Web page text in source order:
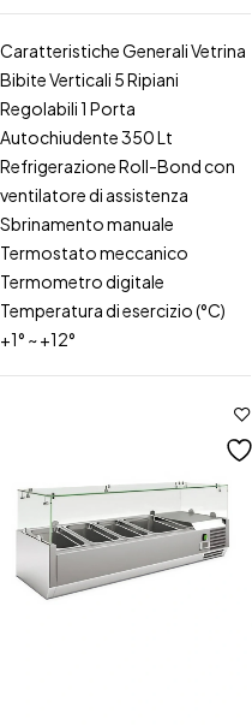
Caratteristiche Generali Vetrina
Bibite Verticali 5 Ripiani
Regolabili 1 Porta
Autochiudente 350 Lt
Refrigerazione Roll-Bond con
ventilatore di assistenza
Sbrinamento manuale
Termostato meccanico
Termometro digitale
Temperatura di esercizio (°C)
+1° ~ +12°